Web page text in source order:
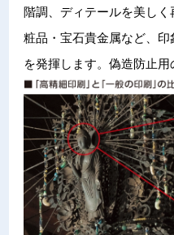
階調、ディテールを美し
粧品・宝石貴金属など、
を発揮します。偽造防止用